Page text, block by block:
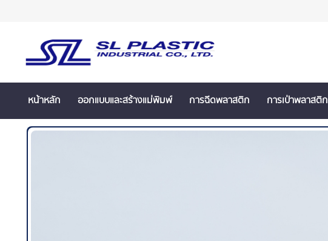
หน้าหลัก ออกแบบและสร้างแม่พิมพ์ การฉีดพลาสติก การเป่าพลาสติก